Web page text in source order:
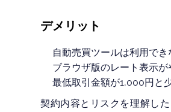
デメリット
自動売買ツールは利用でき
ブラウザ版のレート表示が
最低取引金額が1,000円と
契約内容とリスクを理解し